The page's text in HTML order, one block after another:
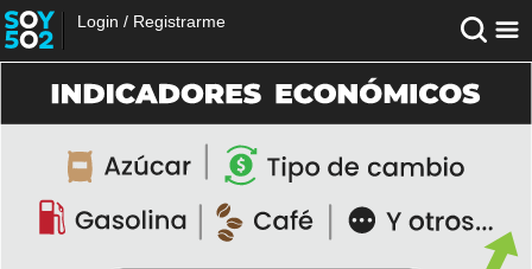
Login / Registrarme